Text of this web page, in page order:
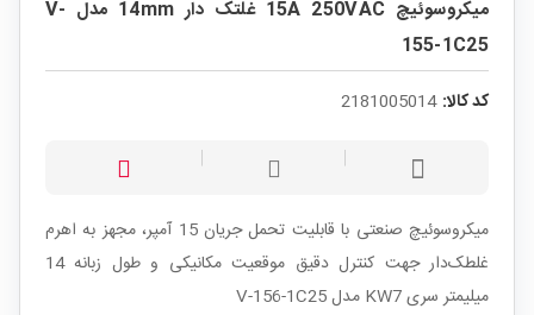
میکروسوئیچ 15A 250VAC غلتک دار 14mm مدل V-
155-1C25
کد کالا: 2181005014
میکروسوئیچ صنعتی با قابلیت تحمل جریان 15 آمپر، مجهز به اهرم
غلطک‌دار جهت کنترل دقیق موقعیت مکانیکی و طول زبانه 14
میلیمتر سری KW7 مدل V-156-1C25